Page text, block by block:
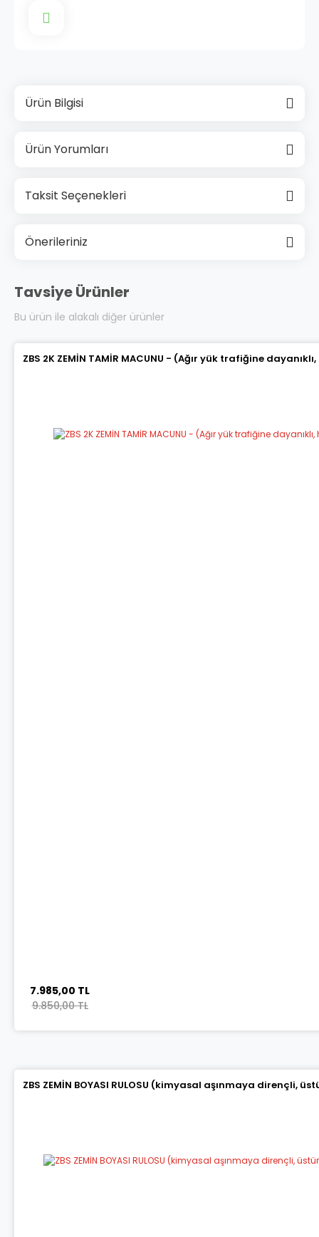
Ürün Bilgisi
Ürün Yorumları
Taksit Seçenekleri
Önerileriniz
Tavsiye Ürünler
Bu ürün ile alakalı diğer ürünler
ZBS 2K ZEMİN TAMİR MACUNU - (Ağır yük trafiğine
7.985,00 TL
9.850,00 TL
ZBS ZEMİN BOYASI RULOSU (kimyasal aşınmaya dirençli,